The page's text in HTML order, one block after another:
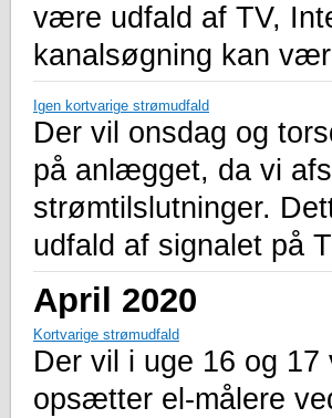
være udfald af TV,
kanalsøgning kan
Igen kortvarige strømudfald
Der vil onsdag og
på anlægget, da vi
strømtilslutninger.
udfald af signalet på
April 2020
Kortvarige strømudfald
Der vil i uge 16 og
opsætter el-målere